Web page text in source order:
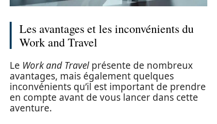
Les avantages et les inconvénients du
Work and Travel
Le Work and Travelprésente de nombreux
avantages, mais également quelques
inconvénients qu’il est important de prendre
en compte avant de vous lancer dans cette
aventure.